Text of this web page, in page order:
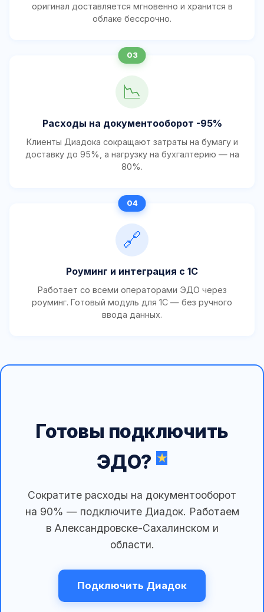
оригинал доставляется мгновенно и хранится в
облаке бессрочно.
📉
Расходы на документооборот -95%
Клиенты Диадока сокращают затраты на бумагу и
доставку до 95%, а нагрузку на бухгалтерию — на
80%.
🔗
Роуминг и интеграция с 1С
Работает со всеми операторами ЭДО через
роуминг. Готовый модуль для 1С — без ручного
ввода данных.
Готовы подключить
ЭДО?
Сократите расходы на документооборот
на 90% — подключите Диадок. Работаем
в Александровске-Сахалинском и
области.
Подключить Диадок